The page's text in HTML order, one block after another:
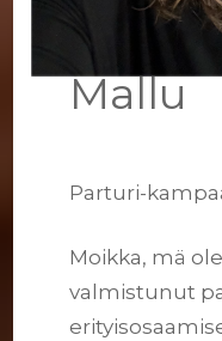
Mallu
Parturi-
Moikka, mä
valmistunut